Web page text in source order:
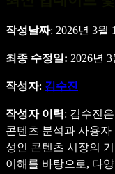
작성날짜: 2026년 3월
최종 수정일: 2026년
작성자: 김수진
작성자 이력: 김수진
콘텐츠 분석과 사용
성인 콘텐츠 시장의
이해를 바탕으로, 다